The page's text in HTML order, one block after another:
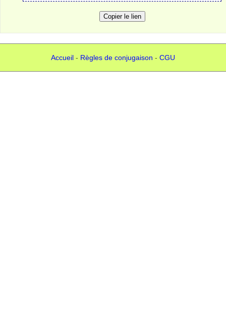
Accueil - Règles de conjugaison - CGU